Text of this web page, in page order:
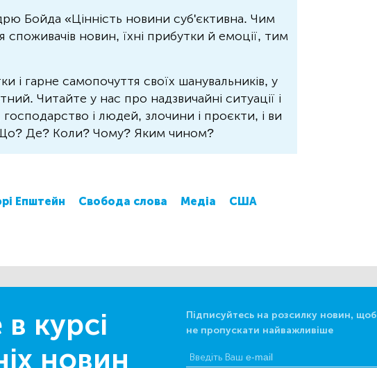
Бойда «Цінність новини суб'єктивна. Чим
новин, їхні прибутки й емоції, тим
і гарне самопочуття своїх шанувальників, у
Читайте у нас про надзвичайні ситуації і
господарство і людей, злочини і проєкти, і ви
Де? Коли? Чому? Яким чином?
Епштейн Свобода слова Медіа
США
курсі
новин
Підписуйтесь на розсилку новин, щоб
не пропускати найважливіше